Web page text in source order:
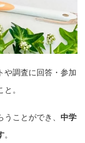
や調査に回答・参加
。
ことができ、 中学
。